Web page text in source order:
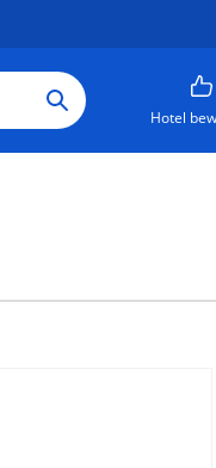
Hotel